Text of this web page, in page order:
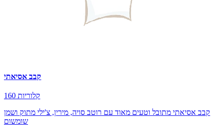
קבב אסיאתי
160 קלוריות
קבב אסיאתי מתובל וטעים מאוד עם רוטב סויה, מירין, צ'ילי מתוק ושמן
שומשום